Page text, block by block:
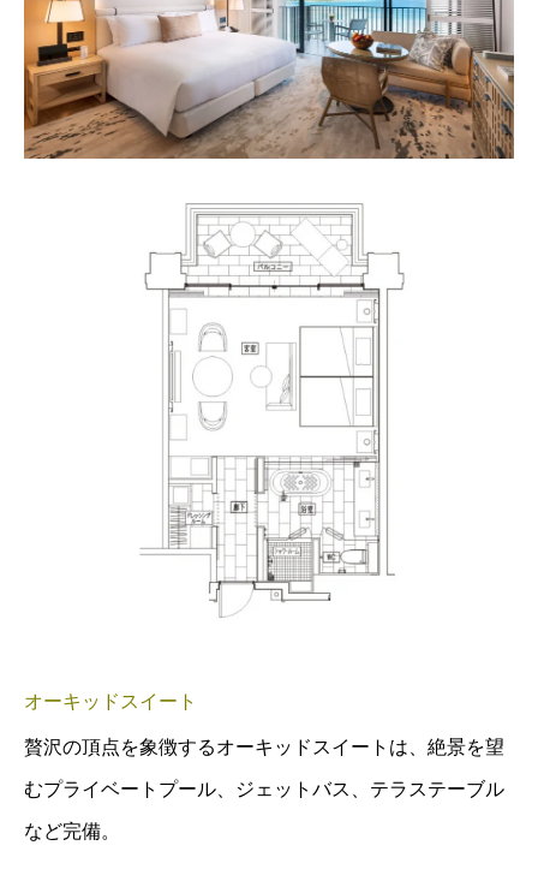
オーキッドスイート
贅沢の頂点を象徴するオーキッドスイートは、絶景を望
むプライベートプール、ジェットバス、テラステーブル
など完備。